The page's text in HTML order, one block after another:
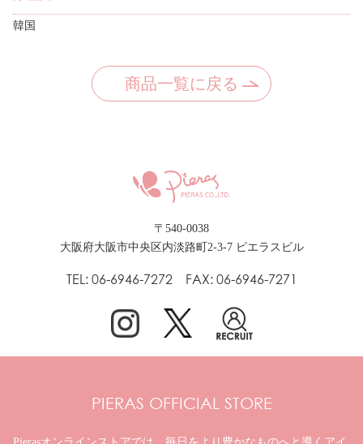
韓国
商品一覧に戻る
〒540-0038
大阪府大阪市中央区内淡路町2-3-7 ピエラスビル
TEL: 06-6946-7272 FAX: 06-6946-7271
PIERAS OFFICIAL STORE